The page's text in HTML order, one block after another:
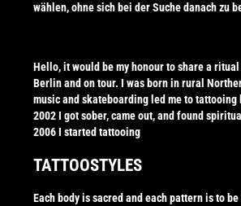
wählen, ohne sich bei der Suche danach zu
Hello, it would be my honour to share a
Berlin and on tour. I was born in rural
music and skateboarding led me to tattooing
2002 I got sober, came out, and found
2006 I started tattooing
TATTOOSTYLES
Each body is sacred and each pattern is to